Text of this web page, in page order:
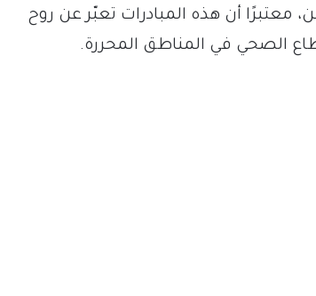
معتبرًا أن هذه المبادرات تعبّر عن روح
الصحي في المناطق المحررة.